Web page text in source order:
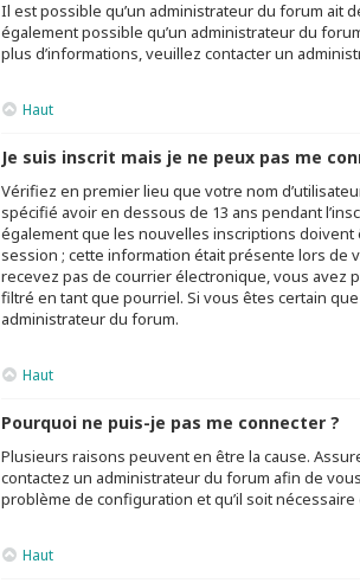
Il est possible qu’un administrateur du forum ait
également possible qu’un administrateur du
plus d’informations, veuillez contacter un
Haut
Je suis inscrit mais je ne peux pas me
Vérifiez en premier lieu que votre nom
spécifié avoir en dessous de 13 ans pendant
également que les nouvelles inscriptions
session ; cette information était présente lors de
recevez pas de courrier électronique, vous avez
filtré en tant que pourriel. Si vous êtes certain
administrateur du forum.
Haut
Pourquoi ne puis-je pas me connecter ?
Plusieurs raisons peuvent en être la cause.
contactez un administrateur du forum afin de
problème de configuration et qu’il soit nécessaire
Haut